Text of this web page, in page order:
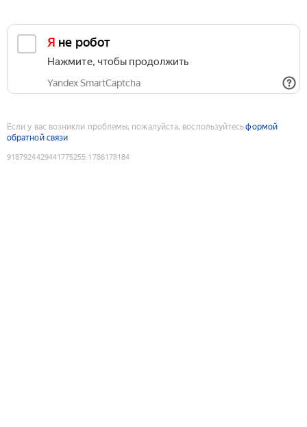
Я не робот
Нажмите, чтобы продолжить
Yandex SmartCaptcha
Если у вас возникли проблемы, пожалуйста, воспользуйтесьформой
обратной связи
9187924429441775255:1786178184